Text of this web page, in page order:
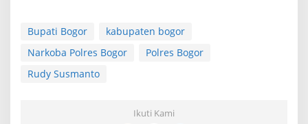
Bupati Bogor
kabupaten bogor
Narkoba Polres Bogor
Polres Bogor
Rudy Susmanto
Ikuti Kami